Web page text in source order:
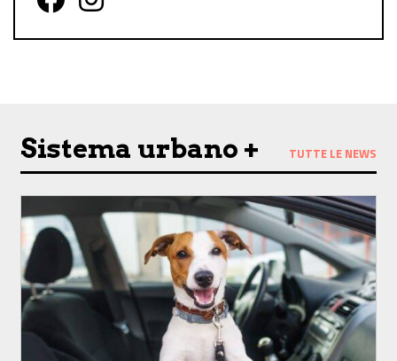
Follow us on Facebook
Follow us on Instagram
Sistema urbano + TUTTE LE NEWS